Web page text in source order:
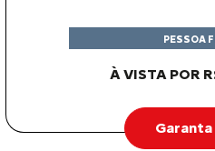
À VISTA POR
PESSOA
Garanta